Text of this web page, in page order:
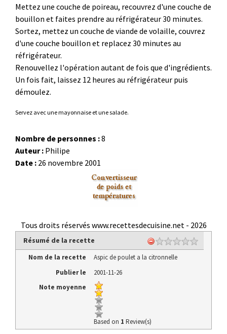
Mettez une couche de poireau, recouvrez d'une couche de
bouillon et faites prendre au réfrigérateur 30 minutes.
Sortez, mettez un couche de viande de volaille, couvrez
d'une couche bouillon et replacez 30 minutes au
réfrigérateur.
Renouvellez l'opération autant de fois que d'ingrédients.
Un fois fait, laissez 12 heures au réfrigérateur puis
démoulez.
Servez avec une mayonnaise et une salade.
Nombre de personnes :8
Auteur : Philipe
Date : 26 novembre 2001
Tous droits réservés www.recettesdecuisine.net - 2026
Résumé de la recette
Nom de la recette
Aspic de poulet a la citronnelle
Publier le
2001-11-26
Note moyenne
Based on 1 Review(s)